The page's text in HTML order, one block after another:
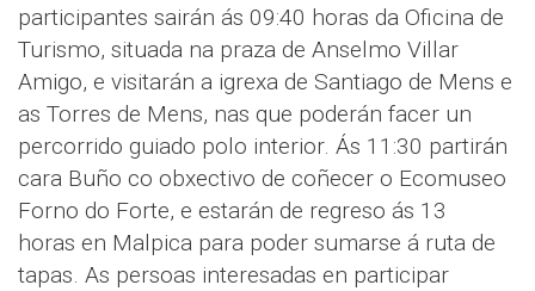
participantes sairán ás 09:40 horas da Oficina de
Turismo, situada na praza de Anselmo Villar
Amigo, e visitarán a igrexa de Santiago de Mens e
as Torres de Mens, nas que poderán facer un
percorrido guiado polo interior. Ás 11:30 partirán
cara Buño co obxectivo de coñecer o Ecomuseo
Forno do Forte, e estarán de regreso ás 13
horas en Malpica para poder sumarse á ruta de
tapas. As persoas interesadas en participar